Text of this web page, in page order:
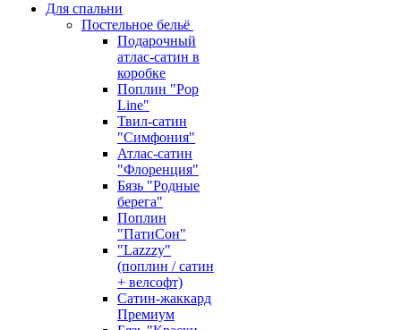
Для спальни
Постельное бельё
Подарочный
атлас-сатин в
коробке
Поплин "Pop
Line"
Твил-сатин
"Симфония"
Атлас-сатин
"Флоренция"
Бязь "Родные
берега"
Поплин
"ПатиСон"
"Lazzzy"
(поплин / сатин
+ велсофт)
Сатин-жаккард
Премиум